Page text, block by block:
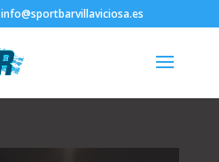
info@sportbarvillaviciosa.es